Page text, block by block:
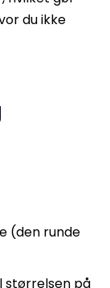
du ikke
(den runde
størrelsen på